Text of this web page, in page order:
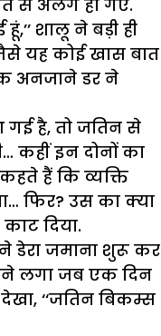
से अलग हो गए.
शालू ने बड़ी ही
यह कोई खास बात
अनजाने डर ने
गई है, तो जतिन से
कहीं इन दोनों का
हैं कि व्यक्ति
फिर? उस का क्या
दिया.
डेरा जमाना शुरू कर
लगा जब एक दिन
‘‘जतिन बिकम्स